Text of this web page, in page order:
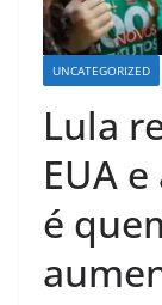
UNCATEGORIZED
Lula
EUA
é